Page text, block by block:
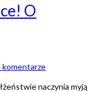
O
komentarze
naczynia myją